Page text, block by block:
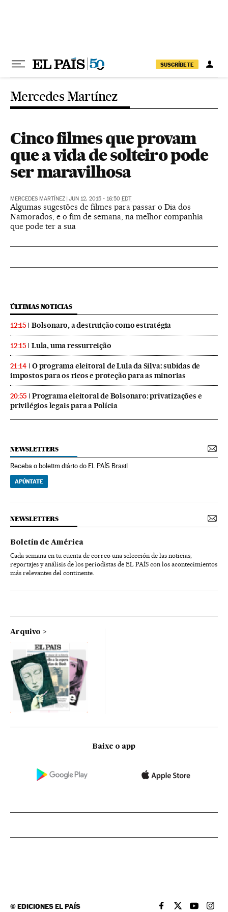
SUSCRÍBETE
Mercedes Martínez
Cinco filmes que provam
que a vida de solteiro pode
ser maravilhosa
MERCEDES MARTÍNEZ | JUN 12, 2015 - 16:50 EDT
Algumas sugestões de filmes para passar o Dia dos
Namorados, e o fim de semana, na melhor companhia
que pode ter a sua
ÚLTIMAS NOTICIAS
12:15 Bolsonaro, a destruição como estratégia
12:15 Lula, uma ressurreição
21:14
O programa eleitoral de Lula da Silva: subidas de
impostos para os ricos e proteção para as minorias
20:55
Programa eleitoral de Bolsonaro: privatizações e
privilégios legais para a Polícia
NEWSLETTERS
Receba o boletim diário do EL PAÍS Brasil
APÚNTATE
NEWSLETTERS
Boletín de América
Cada semana en tu cuenta de correo una selección de las noticias,
reportajes y análisis de los periodistas de EL PAÍS con los acontecimientos
más relevantes del continente.
Arquivo
Baixe o app
©EDICIONES EL PAÍS EL PAÍS BRASIL EN
EL PAÍSEL PAÍS
EL